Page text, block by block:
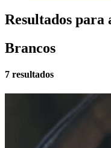
Resultados para
Brancos
7 resultados